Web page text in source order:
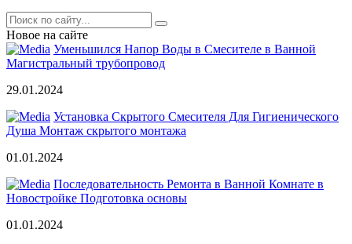
Новое на сайте
Уменьшился Напор Воды в Смесителе в Ванной
Магистральный трубопровод
29.01.2024
Установка Скрытого Смесителя Для Гигиенического
Душа Монтаж скрытого монтажа
01.01.2024
Последовательность Ремонта в Ванной Комнате в
Новостройке Подготовка основы
01.01.2024